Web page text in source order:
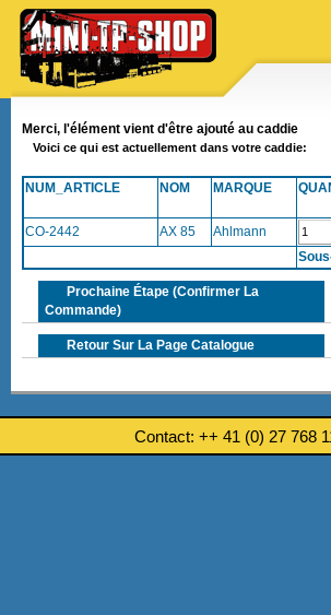
Merci, l'élément vient d'être ajouté au caddie
Voici ce qui est actuellement dans votre caddie:
NUM_ARTICLE NOM MARQUE
CO-2442 AX 85
Ahlmann
Prochaine Étape (confirmer La
Commande)
Retour Sur La Page Catalogue
Contact: ++ 41 (0) 27 768